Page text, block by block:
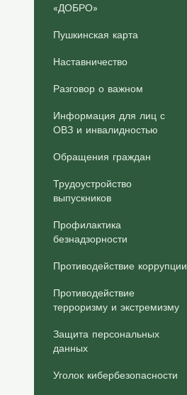
«ДОБРО»
Пушкинская карта
Наставничество
Разговор о важном
Информация для лиц с
ОВЗ и инвалидностью
Обращения граждан
Трудоустройство
выпускников
Профилактика
безнадзорности
Противодействие коррупции
Противодействие
терроризму и экстремизму
Защита персональных
данных
Уголок кибербезопасности